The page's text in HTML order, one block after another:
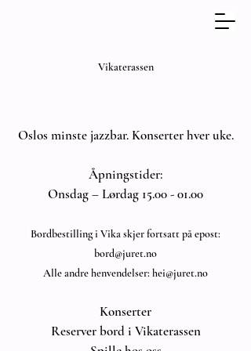
Vikaterassen
Oslos minste jazzbar. Konserter hver uke.
Åpningstider:
Onsdag – Lørdag 15.00 - 01.00
Bordbestilling i Vika skjer fortsatt på epost:
bord@juret.no
Alle andre henvendelser: hei@juret.no
Konserter
Reserver bord i Vikaterassen